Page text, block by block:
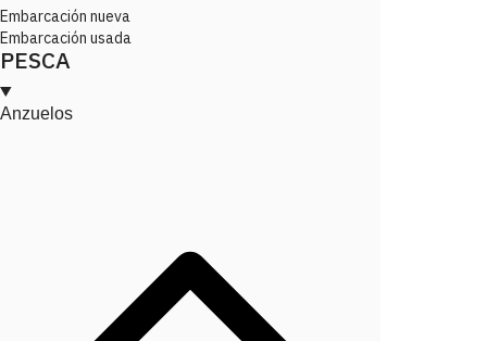
Embarcación nueva
Embarcación usada
PESCA
Anzuelos